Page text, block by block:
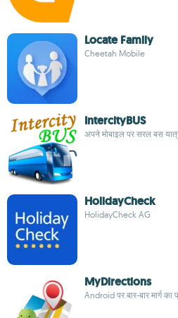
Locate Family
Cheetah Mobile
IntercityBUS
अपने मोबाइल पर सरल बस
HolidayCheck
HolidayCheck AG
MyDirections
Android पर बार-बार मार्ग